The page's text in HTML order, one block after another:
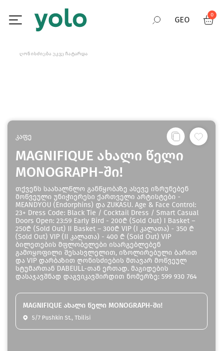
GEO
0
ᲦᲝᲜᲘᲡᲫᲘᲔᲑᲐ ᲣᲙᲕᲔ ᲩᲐᲢᲐᲠᲓᲐ
კაფე
MAGNIFIQUE ახალი წელი
MONOGRAPH-ში!
თქვენს საახალწლო განწყობაზე ასევე იზრუნებენ
მოწვეული უნიჭიერესი ქართველი არტისტები -
MEANDYOU (Endorphins) და ZUKASU. Age & Face Control:
23+ Dress Code: Black Tie / Cocktail Dress / Smart Casual
Doors Open: 23:59 Early Bird - 200₾ (Sold Out) I Basket –
250₾ (Sold Out) II Basket – 300₾ VIP (I კალათა) - 350 ₾
(Sold Out) VIP (II კალათა) - 400 ₾ (Sold Out) VIP
ბილეთების მფლობელები ისარგებლებენ
გამოყოფილი შესასვლელით, იზოლირებული ბარით
და VIP დარბაზით ღონისძიების მთავარ მოწვეულ
სტუმართან DABEULL-თან ერთად. მაგიდების
დასაჯავშნად დაგვიკავშირდით ნომერზე: 599 930 764
MAGNIFIQUE ახალი წელი MONOGRAPH-ში!
5/7 Pushkin St., Tbilisi